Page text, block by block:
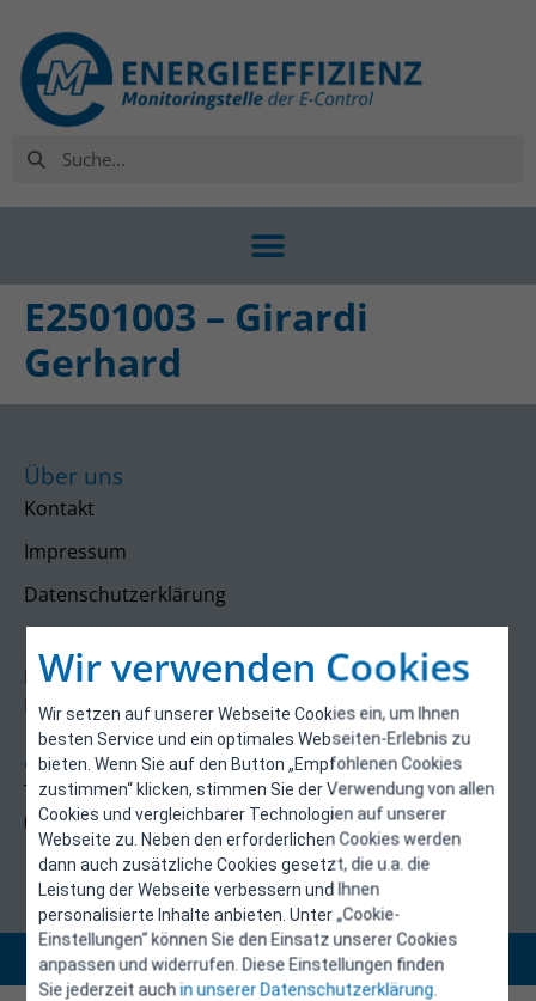
Wir verwenden Cookies
Wir setzen auf unserer Webseite Cookies ein, um Ihnen
besten Service und ein optimales Webseiten-Erlebnis zu
bieten. Wenn Sie auf den Button „Empfohlenen Cookies
zustimmen“ klicken, stimmen Sie der Verwendung von allen
Cookies und vergleichbarer Technologien auf unserer
Webseite zu. Neben den erforderlichen Cookies werden
dann auch zusätzliche Cookies gesetzt, die u.a. die
Leistung der Webseite verbessern und Ihnen
personalisierte Inhalte anbieten. Unter „Cookie-
Einstellungen“ können Sie den Einsatz unserer Cookies
anpassen und widerrufen. Diese Einstellungen finden
Sie jederzeit auchin unserer Datenschutzerklärung.
E2501003 – Girardi
Gerhard
Über uns
Kontakt
Impressum
Datenschutzerklärung
Kontakt
E-Control
Rudolfsplatz 13a
1010 Wien
energieeffizienz@e-control.at
Tel +43 1 5324724
(Mo, Mi-Fr 09:30-12:30 Uhr)
Copyright 2026 © E-Control